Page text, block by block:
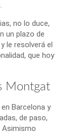
no lo duce,
un plazo de
le resolverá el
que hoy
Montgat
Barcelona y
de paso,